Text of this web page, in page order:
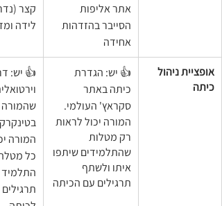
אתר אליפות
הסייבר בהזדהות
אחידה
קצר
לידה
אופציית ניהול
כיתה
👍 יש: הגדרת
כיתה באתר
סקראץ' העולמי.
המורה יכול לראות
רק מטלות
שהתלמידים שיתפו
איתו ולשתף
תרגילים עם הכיתה
👍 יש:
שהמורה
המורה
כל